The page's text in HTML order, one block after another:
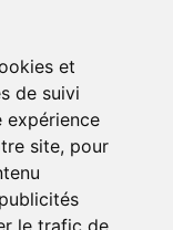
et
de suivi
expérience
site, pour
le trafic de
pharmacie
vous